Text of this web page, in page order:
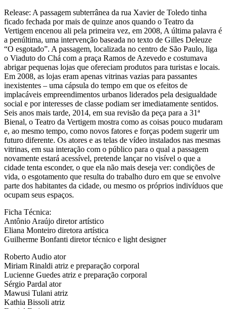
Release: A passagem subterrânea da rua Xavier de Toledo tinha
ficado fechada por mais de quinze anos quando o Teatro da
Vertigem encenou ali pela primeira vez, em 2008, A última palavra é
a penúltima, uma intervenção baseada no texto de Gilles Deleuze
“O esgotado”. A passagem, localizada no centro de São Paulo, liga
o Viaduto do Chá com a praça Ramos de Azevedo e costumava
abrigar pequenas lojas que ofereciam produtos para turistas e locais.
Em 2008, as lojas eram apenas vitrinas vazias para passantes
inexistentes – uma cápsula do tempo em que os efeitos de
implacáveis empreendimentos urbanos liderados pela desigualdade
social e por interesses de classe podiam ser imediatamente sentidos.
Seis anos mais tarde, 2014, em sua revisão da peça para a 31ª
Bienal, o Teatro da Vertigem mostra como as coisas pouco mudaram
e, ao mesmo tempo, como novos fatores e forças podem sugerir um
futuro diferente. Os atores e as telas de vídeo instalados nas mesmas
vitrinas, em sua interação com o público para o qual a passagem
novamente estará acessível, pretende lançar no visível o que a
cidade tenta esconder, o que ela não mais deseja ver: condições de
vida, o esgotamento que resulta do trabalho duro em que se envolve
parte dos habitantes da cidade, ou mesmo os próprios indivíduos que
ocupam seus espaços.
Ficha Técnica:
Antônio Araújo diretor artístico
Eliana Monteiro diretora artística
Guilherme Bonfanti diretor técnico e light designer
Roberto Audio ator
Miriam Rinaldi atriz e preparação corporal
Lucienne Guedes atriz e preparação corporal
Sérgio Pardal ator
Mawusi Tulani atriz
Kathia Bissoli atriz